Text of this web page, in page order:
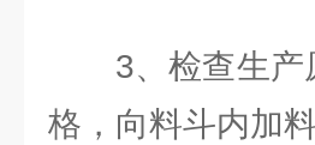
3、检查生产
格，向料斗内加